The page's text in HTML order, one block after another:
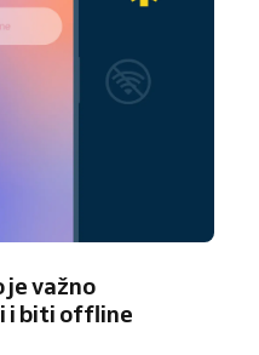
važno
i biti offline